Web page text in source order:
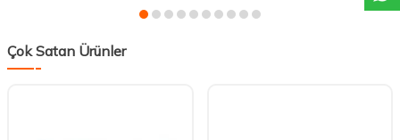
Çok Satan Ürünler